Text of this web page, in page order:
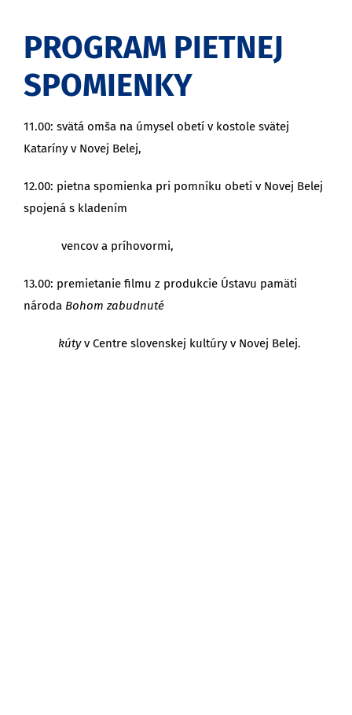
PROGRAM PIETNEJ
SPOMIENKY
11.00: svätá omša na úmysel obetí v kostole svätej
Kataríny v Novej Belej,
12.00: pietna spomienka pri pomníku obetí v Novej Belej
spojená s kladením
vencov a príhovormi,
13.00: premietanie filmu z produkcie Ústavu pamäti
národa Bohom zabudnuté
kútyv Centre slovenskej kultúry v Novej Belej.